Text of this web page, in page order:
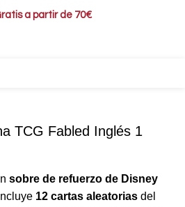
a partir de 70€
TCG Fabled Inglés 1
sobre de refuerzo de Disney
12 cartas aleatorias del